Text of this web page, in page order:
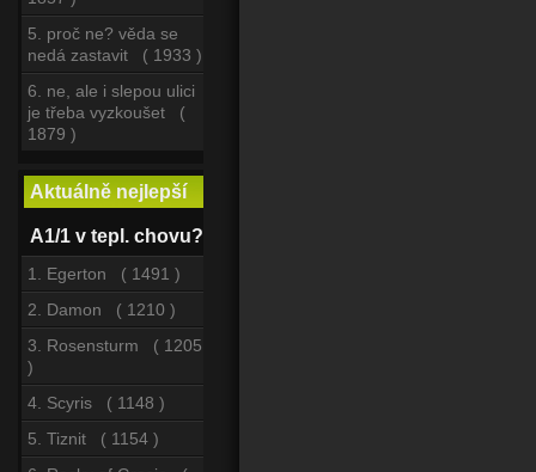
5. proč ne? věda se
nedá zastavit ( 1933 )
6. ne, ale i slepou ulici
je třeba vyzkoušet (
1879 )
Aktuálně nejlepší
A1/1 v tepl. chovu?
1. Egerton ( 1491 )
2. Damon ( 1210 )
3. Rosensturm ( 1205
)
4. Scyris ( 1148 )
5. Tiznit ( 1154 )